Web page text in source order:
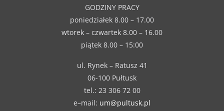
GODZINY PRACY
poniedziałek 8.00 – 17.00
wtorek – czwartek 8.00 – 16.00
piątek 8.00 – 15:00
ul. Rynek – Ratusz 41
06-100 Pułtusk
tel.: 23 306 72 00
e–mail: um@pultusk.pl